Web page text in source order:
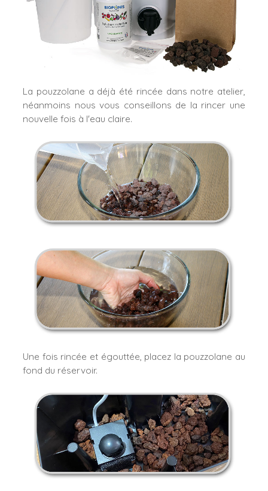
La pouzzolane a déjà été rincée dans notre atelier,
néanmoins nous vous conseillons de la rincer une
nouvelle fois à l'eau claire.
Une fois rincée et égouttée, placez la pouzzolane au
fond du réservoir.